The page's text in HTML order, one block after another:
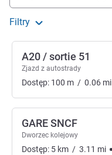
Filtry
A20 / sortie 51
Zjazd z autostrady
Dostęp: 100 m / 0.06 mi
GARE SNCF
Dworzec kolejowy
Dostęp: 5 km / 3.11 mi